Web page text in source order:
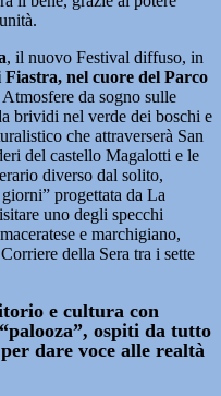
, il nuovo Festival diffuso, in
nel cuore del Parco
Atmosfere da sogno sulle
brividi nel verde dei boschi e
che attraverserà San
del castello Magalotti e le
diverso dal solito,
progettata da La
uno degli specchi
e marchigiano,
della Sera tra i sette
e cultura con
ospiti da tutto
dare voce alle realtà